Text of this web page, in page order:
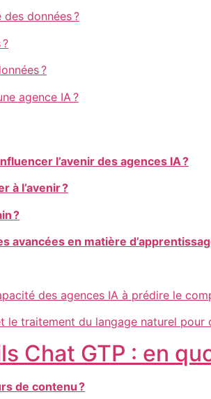
données ?
?
agence IA ?
l’avenir des agences IA ?
à l’avenir ?
?
en matière
des agences IA à prédire le
traitement du langage naturel
Chat GTP : en
de contenu ?